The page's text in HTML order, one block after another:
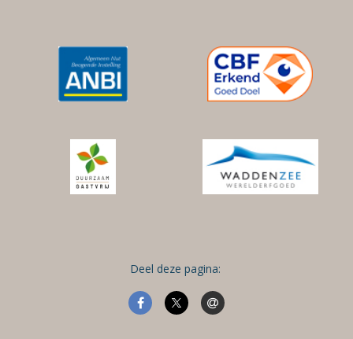
Deel deze pagina: